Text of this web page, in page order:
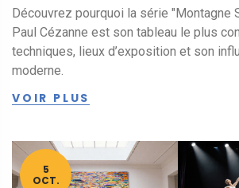
Découvrez pourquoi la série "Montagne
Paul Cézanne est son tableau le plus
techniques, lieux d’exposition et son
moderne.
VOIR PLUS
5
OCT.